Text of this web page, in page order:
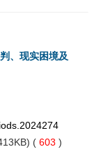
、现实困境及
( 603 )